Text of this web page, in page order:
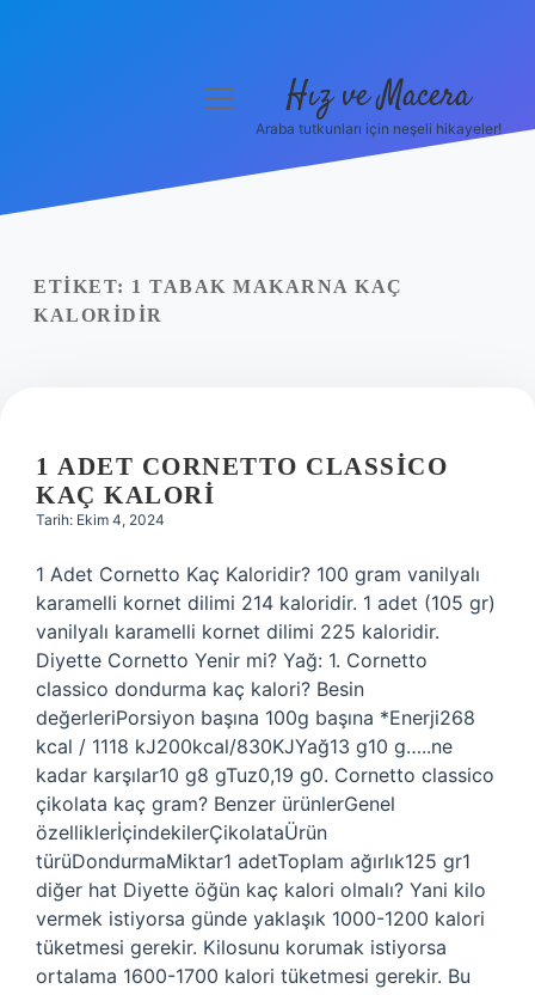
Yasal Uyarı
menüyü
Hız ve Macera
Araba tutkunları için neşeli hikayeler!
ETIKET: 1 TABAK MAKARNA KAÇ
KALORIDIR
1 ADET CORNETTO CLASSICO
KAÇ KALORI
Tarih: Ekim 4, 2024
1 Adet Cornetto Kaç Kaloridir? 100 gram vanilyalı
karamelli kornet dilimi 214 kaloridir. 1 adet (105 gr)
vanilyalı karamelli kornet dilimi 225 kaloridir.
Diyette Cornetto Yenir mi? Yağ: 1. Cornetto
classico dondurma kaç kalori? Besin
değerleriPorsiyon başına 100g başına *Enerji268
kcal / 1118 kJ200kcal/830KJYağ13 g10 g…..ne
kadar karşılar10 g8 gTuz0,19 g0. Cornetto classico
çikolata kaç gram? Benzer ürünlerGenel
özelliklerİçindekilerÇikolataÜrün
türüDondurmaMiktar1 adetToplam ağırlık125 gr1
diğer hat Diyette öğün kaç kalori olmalı? Yani kilo
vermek istiyorsa günde yaklaşık 1000-1200 kalori
tüketmesi gerekir. Kilosunu korumak istiyorsa
ortalama 1600-1700 kalori tüketmesi gerekir. Bu